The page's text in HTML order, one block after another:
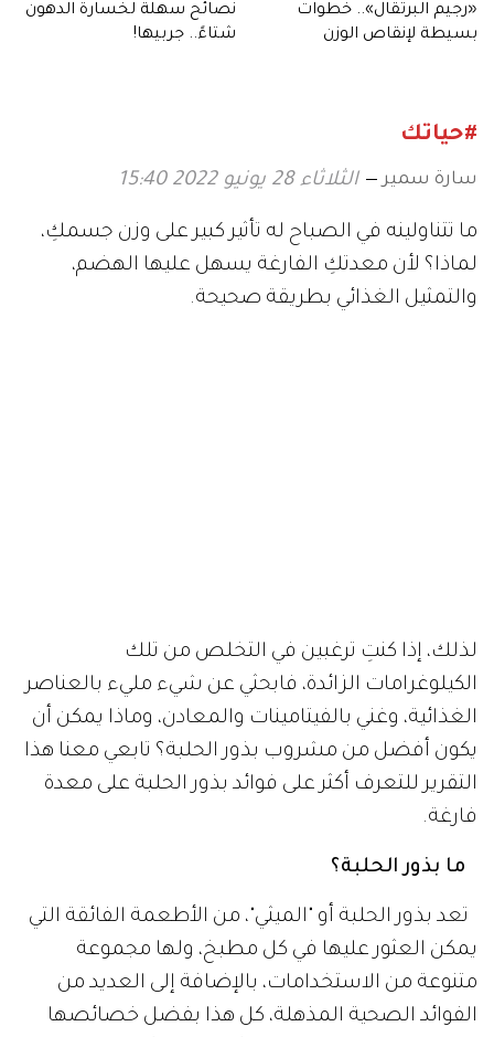
«رجيم البرتقال».. خطوات
بسيطة لإنقاص الوزن
نصائح سهلة لخسارة الدهون
شتاءً.. جربيها!
#حياتك
سارة سمير الثلاثاء 28 يونيو 2022 15:40
ما تتناولينه في الصباح له تأثير كبير على وزن جسمكِ،
لماذا؟ لأن معدتكِ الفارغة يسهل عليها الهضم،
والتمثيل الغذائي بطريقة صحيحة.
لذلك، إذا كنتِ ترغبين في التخلص من تلك
الكيلوغرامات الزائدة، فابحثي عن شيء مليء بالعناصر
الغذائية، وغني بالفيتامينات والمعادن، وماذا يمكن أن
يكون أفضل من مشروب بذور الحلبة؟ تابعي معنا هذا
التقرير للتعرف أكثر على فوائد بذور الحلبة على معدة
فارغة.
ما بذور الحلبة؟
تعد بذور الحلبة أو "الميثي"، من الأطعمة الفائقة التي
يمكن العثور عليها في كل مطبخ، ولها مجموعة
متنوعة من الاستخدامات، بالإضافة إلى العديد من
الفوائد الصحية المذهلة، كل هذا بفضل خصائصها